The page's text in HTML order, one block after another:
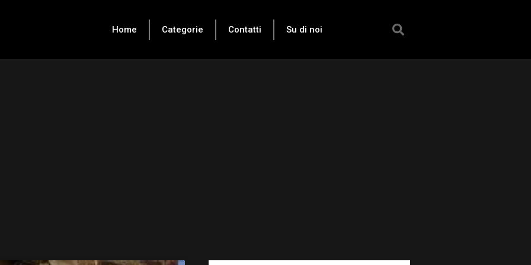
Home Categorie Contatti Su di noi